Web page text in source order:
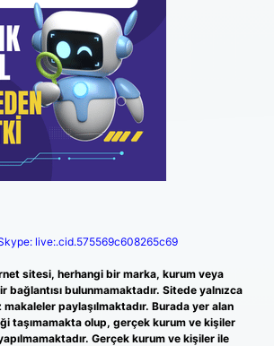
live:.cid.575569c608265c69
sitesi, herhangi bir marka, kurum veya
bağlantısı bulunmamaktadır. Sitede yalnızca
makaleler paylaşılmaktadır. Burada yer alan
taşımamakta olup, gerçek kurum ve kişiler
Gerçek kurum ve kişiler ile